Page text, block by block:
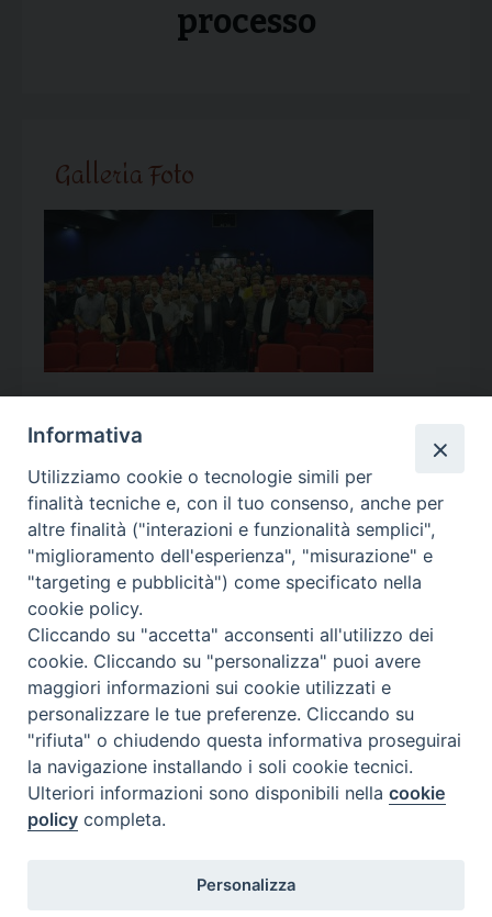
processo
Galleria Foto
Calendario Appuntamenti
<< Ago 2026 >>
l m m g v s
d
27
28
3
4 5 6 7 8
9
10
11 12 13 14 15
17
18 19 21
24 25 26 27 28 29 30
31 1
Informativa
Utilizziamo cookie o tecnologie simili per
finalità tecniche e, con il tuo consenso, anche per
altre finalità ("interazioni e funzionalità semplici",
"miglioramento dell'esperienza", "misurazione" e
"targeting e pubblicità") come specificato nella
cookie policy.
Cliccando su "accetta" acconsenti all'utilizzo dei
cookie. Cliccando su "personalizza" puoi avere
maggiori informazioni sui cookie utilizzati e
personalizzare le tue preferenze. Cliccando su
"rifiuta" o chiudendo questa informativa proseguirai
la navigazione installando i soli cookie tecnici.
Ulteriori informazioni sono disponibili nellacookie
policy completa.
Personalizza